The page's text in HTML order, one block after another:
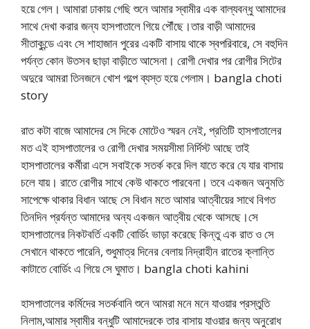
হয়ে গেল। আমারা ঢাকায় গেছি শুনে আমার স্বামীর এক বাল্যবন্ধু আমাদের
সাথে দেখা করার জন্য হাসপাতালে গিয়ে পৌঁছে।তার বাড়ী আমাদের
সীতাকুন্ডে এবং সে শাহাজান পুরের একটি বাসায় থাকে স্বপরিবারে, সে বহুদিন
পর্যন্ত কোন উতসব ছাড়া বাড়ীতে আসেনা। রোগী দেখার পর রোগীর সিটের
অদুরে আমরা তিনজনে খোশ গল্পে ব্যস্ত হয়ে গেলাম। bangla choti
story
রাত কটা বাজে আমাদের সে দিকে মোটেও স্মরন নেই, প্রতিটি হাসপাতালের
মত এই হাসপাতালের ও রোগী দেখার সময়সীমা নির্দিস্ট আছে তাই
হাসপাতালের কর্মীরা এসে সবাইকে সতর্ক করে দিল যাতে করে যে যার বাসায়
চলে যায়। রাতে রোগীর সাথে কেউ থাকতে পারবেনা। তবে একজন অনুমতি
সাপেক্ষে থাকার বিধান আছে সে বিধান মতে আমার আত্বীয়ের সাথে বিগত
তিনদিন প্রর্যন্ত আমাদের অন্য একজন আত্বীয় থেকে আসছে।সে
হাসপাতালের নিকটবর্তি একটি বোর্ডিং ভাড়া করেছে কিন্তু এক রাত ও সে
সেখানে থাকতে পারেনি, শুধুমাত্র দিনের বেলায় নিদ্রাহীন রাতের ক্লান্তি
কাটাতে বোর্ডিং এ গিয়ে সে ঘুমাত। bangla choti kahini
হাসপাতালের কর্মিদের সতর্কবানি শুনে আমরা মনে মনে যাওয়ার প্রস্তুতি
নিলাম,আমার স্বামীর বন্ধুটি আমাদেরকে তার বাসায় যাওয়ার জন্য অনুরোধ